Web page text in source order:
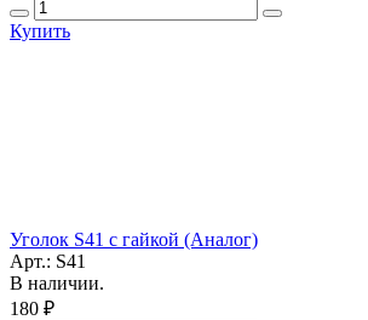
Купить
Уголок S41 с гайкой (Аналог)
Арт.: S41
В наличии.
180 ₽